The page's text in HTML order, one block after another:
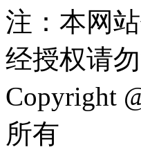
注：本网
经授权请
Copyright
所有